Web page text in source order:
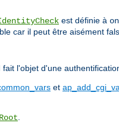
est définie à on
car il peut être aisément
l'objet d'une
et